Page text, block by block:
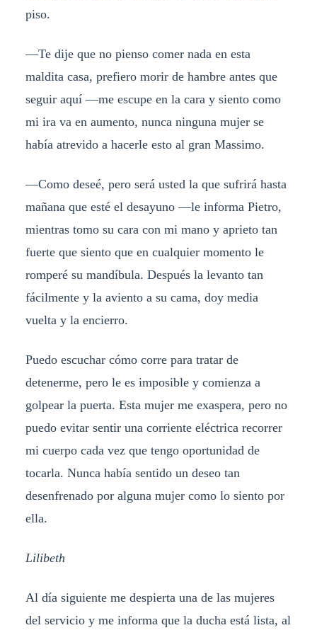
piso.
—Te dije que no pienso comer nada en esta
maldita casa, prefiero morir de hambre antes que
seguir aquí —me escupe en la cara y siento como
mi ira va en aumento, nunca ninguna mujer se
había atrevido a hacerle esto al gran Massimo.
—Como deseé, pero será usted la que sufrirá hasta
mañana que esté el desayuno —le informa Pietro,
mientras tomo su cara con mi mano y aprieto tan
fuerte que siento que en cualquier momento le
romperé su mandíbula. Después la levanto tan
fácilmente y la aviento a su cama, doy media
vuelta y la encierro.
Puedo escuchar cómo corre para tratar de
detenerme, pero le es imposible y comienza a
golpear la puerta. Esta mujer me exaspera, pero no
puedo evitar sentir una corriente eléctrica recorrer
mi cuerpo cada vez que tengo oportunidad de
tocarla. Nunca había sentido un deseo tan
desenfrenado por alguna mujer como lo siento por
ella.
Lilibeth
Al día siguiente me despierta una de las mujeres
del servicio y me informa que la ducha está lista, al